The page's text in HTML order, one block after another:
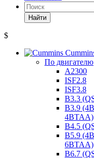
Найти
$
По двигателю
A2300
ISF2.8
ISF3.8
B3.3
B3.9
4BTAA)
B4.5
B5.9
6BTAA)
B6.7